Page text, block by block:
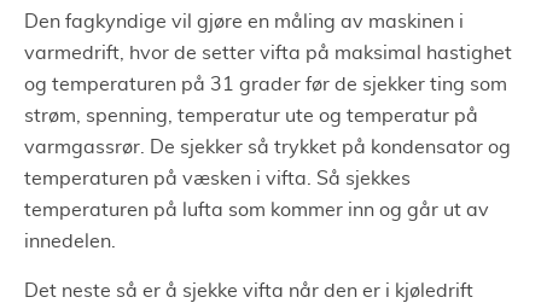
Den fagkyndige vil gjøre en måling av maskinen i
varmedrift, hvor de setter vifta på maksimal hastighet
og temperaturen på 31 grader før de sjekker ting som
strøm, spenning, temperatur ute og temperatur på
varmgassrør. De sjekker så trykket på kondensator og
temperaturen på væsken i vifta. Så sjekkes
temperaturen på lufta som kommer inn og går ut av
innedelen.
Det neste så er å sjekke vifta når den er i kjøledrift